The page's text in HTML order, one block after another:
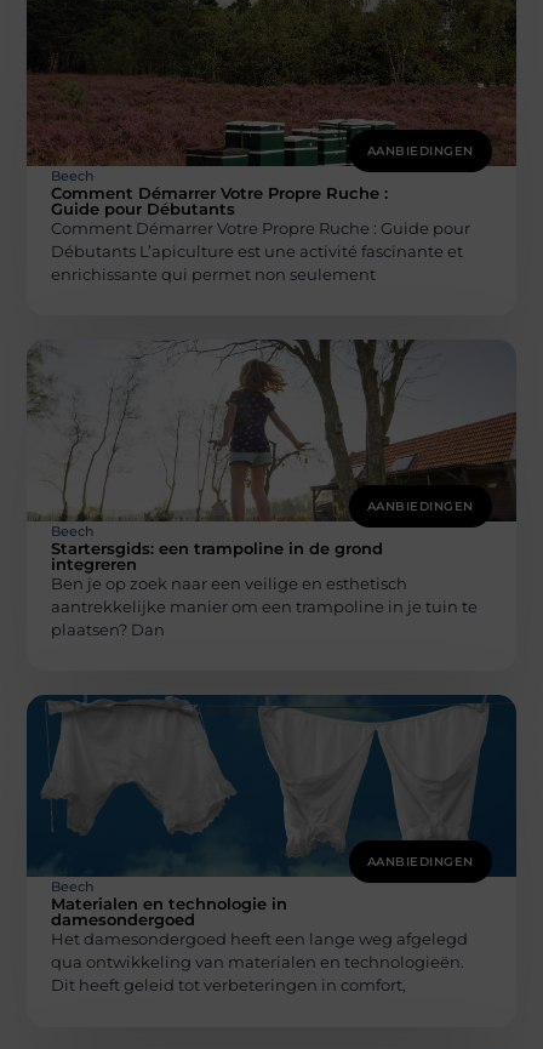
AANBIEDINGEN
Beech
Comment Démarrer Votre Propre Ruche :
Guide pour Débutants
Comment Démarrer Votre Propre Ruche : Guide pour
Débutants L’apiculture est une activité fascinante et
enrichissante qui permet non seulement
AANBIEDINGEN
Beech
Startersgids: een trampoline in de grond
integreren
Ben je op zoek naar een veilige en esthetisch
aantrekkelijke manier om een trampoline in je tuin te
plaatsen? Dan
AANBIEDINGEN
Beech
Materialen en technologie in
damesondergoed
Het damesondergoed heeft een lange weg afgelegd
qua ontwikkeling van materialen en technologieën.
Dit heeft geleid tot verbeteringen in comfort,